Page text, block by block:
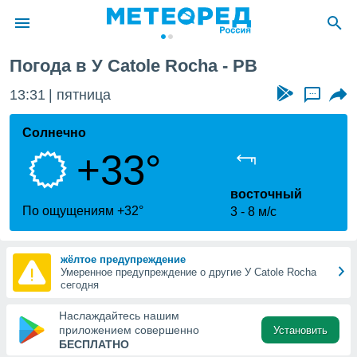
о
Вы можете
к этому
доступ
Погода в У Catole Rocha - PB
13:31 пятница ...
Солнечно
+33°
По ощущениям +32°
восточный
3
8 м/с
жёлтое предупреждение
Умеренное предупреждение о другие У Catole Rocha
сегодня
Наслаждайтесь нашим
приложением совершенно
БЕСПЛАТНО
Установить